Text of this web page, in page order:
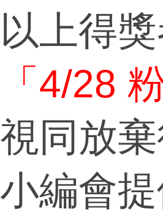
以上得
「4/28
視同放
小編會